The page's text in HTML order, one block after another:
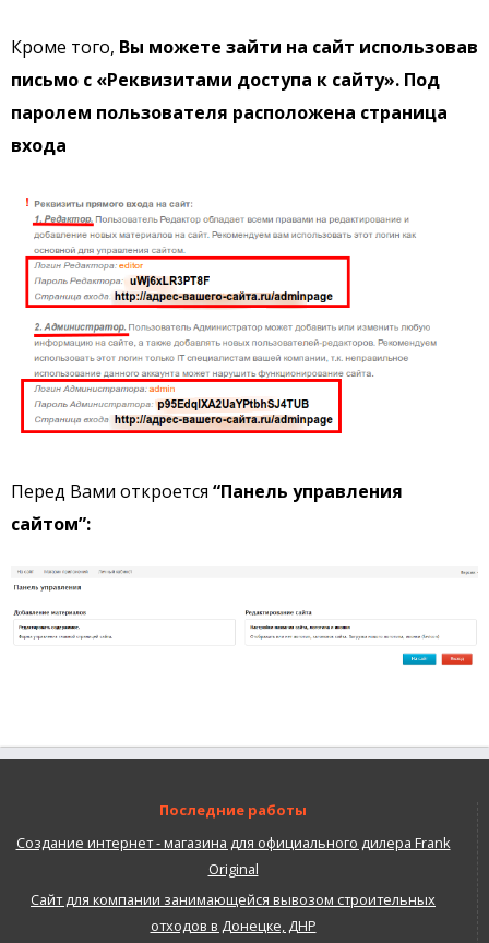
Кроме того, Вы можете зайти на сайт использовав
письмо с «Реквизитами доступа к сайту». Под
паролем пользователя расположена страница
входа
Перед Вами откроется “Панель управления
сайтом”:
Последние работы
Создание интернет - магазина для официального дилера Frank
Original
Сайт для компании занимающейся вывозом строительных
отходов в Донецке, ДНР